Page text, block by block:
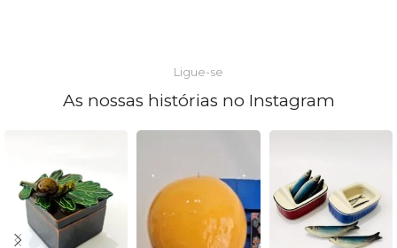
Ligue-se
As nossas histórias no Instagram